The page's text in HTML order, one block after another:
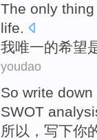
The only thing
life.
我唯一的希望
youdao
So write down
SWOT
所以， 写下你